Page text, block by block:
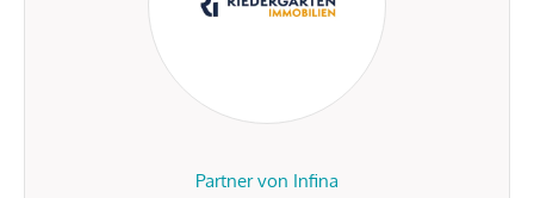
Partner von Infina